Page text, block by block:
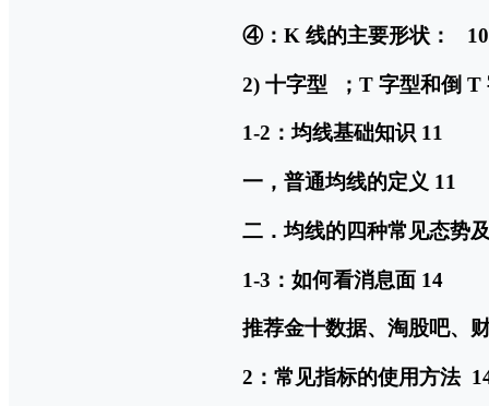
④：K 线的主要形状： 10
2) 十字型 ；T 字型和倒 T
1-2：均线基础知识 11
一，普通均线的定义 11
二．均线的四种常见态势
1-3：如何看消息面 14
推荐金十数据、淘股吧、
2：常见指标的使用方法